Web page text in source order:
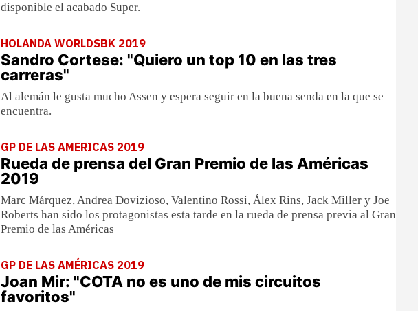
disponible el acabado Super.
HOLANDA WORLDSBK 2019
Sandro Cortese: "Quiero un top 10 en las tres
carreras"
Al alemán le gusta mucho Assen y espera seguir en la buena senda en la que se
encuentra.
GP DE LAS AMERICAS 2019
Rueda de prensa del Gran Premio de las Américas
2019
Marc Márquez, Andrea Dovizioso, Valentino Rossi, Álex Rins, Jack Miller y Joe
Roberts han sido los protagonistas esta tarde en la rueda de prensa previa al Gran
Premio de las Américas
GP DE LAS AMÉRICAS 2019
Joan Mir: "COTA no es uno de mis circuitos
favoritos"